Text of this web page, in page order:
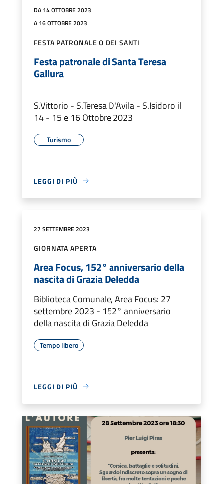
DA 14 OTTOBRE 2023
A 16 OTTOBRE 2023
FESTA PATRONALE O DEI SANTI
Festa patronale di Santa Teresa
Gallura
S.Vittorio - S.Teresa D'Avila - S.Isidoro il
14 - 15 e 16 Ottobre 2023
Turismo
LEGGI DI PIÙ
27 SETTEMBRE 2023
GIORNATA APERTA
Area Focus, 152° anniversario della
nascita di Grazia Deledda
Biblioteca Comunale, Area Focus: 27
settembre 2023 - 152° anniversario
della nascita di Grazia Deledda
Tempo libero
LEGGI DI PIÙ